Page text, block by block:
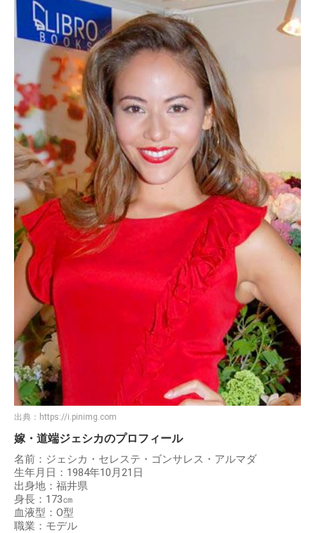
出典： https://i.pinimg.com
嫁・道端ジェシカのプロフィール
名前：ジェシカ・セレステ・ゴンサレス・アルマダ
生年月日：1984年10月21日
出身地：福井県
身長：173㎝
血液型：O型
職業：モデル